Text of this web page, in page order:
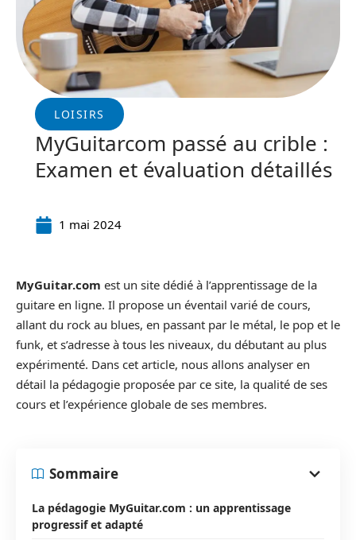
LOISIRS
MyGuitarcom passé au crible :
Examen et évaluation détaillés
1 mai 2024
MyGuitar.com est un site dédié à l’apprentissage de la
guitare en ligne. Il propose un éventail varié de cours,
allant du rock au blues, en passant par le métal, le pop et le
funk, et s’adresse à tous les niveaux, du débutant au plus
expérimenté. Dans cet article, nous allons analyser en
détail la pédagogie proposée par ce site, la qualité de ses
cours et l’expérience globale de ses membres.
Sommaire
La pédagogie MyGuitar.com : un apprentissage
progressif et adapté